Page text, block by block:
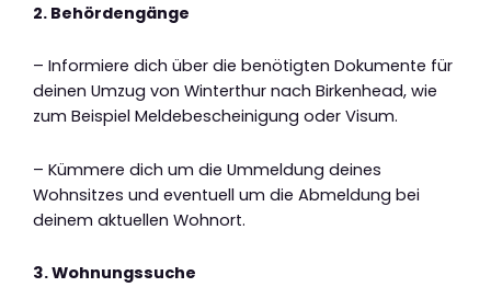
2. Behördengänge
– Informiere dich über die benötigten Dokumente für
deinen Umzug von Winterthur nach Birkenhead, wie
zum Beispiel Meldebescheinigung oder Visum.
– Kümmere dich um die Ummeldung deines
Wohnsitzes und eventuell um die Abmeldung bei
deinem aktuellen Wohnort.
3. Wohnungssuche